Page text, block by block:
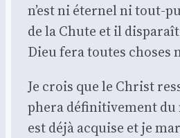
n’est ni éter­nel ni tout-
de la Chute et il
Dieu fera toutes choses
Je crois que le Christ
phe­ra défi­ni­ti­ve­ment du
est déjà acquise et je